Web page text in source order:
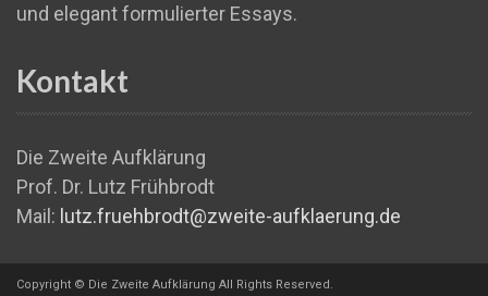
und elegant formulierter Essays.
Kontakt
Die Zweite Aufklärung
Prof. Dr. Lutz Frühbrodt
Mail: lutz.fruehbrodt@zweite-aufklaerung.de
Copyright © Die Zweite Aufklärung All Rights Reserved.